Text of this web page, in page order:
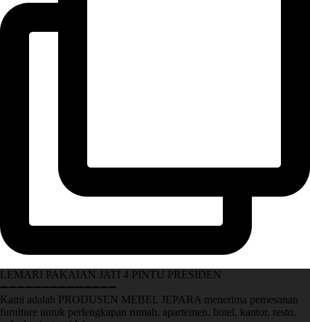
LEMARI PAKAIAN JATI 4 PINTU PRESIDEN
➖➖➖➖➖➖➖➖➖➖➖➖➖➖
Kami adalah PRODUSEN MEBEL JEPARA menerima pemesanan
furniture untuk perlengkapan rumah, apartemen, hotel, kantor, resto,